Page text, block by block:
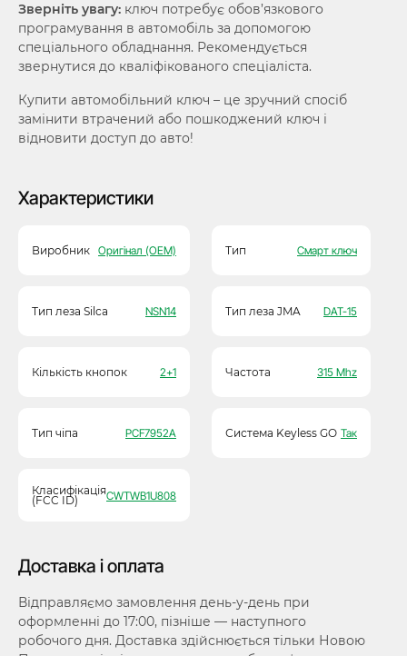
Зверніть увагу: ключ потребує обов’язкового
програмування в автомобіль за допомогою
спеціального обладнання. Рекомендується
звернутися до кваліфікованого спеціаліста.
Купити автомобільний ключ – це зручний спосіб
замінити втрачений або пошкоджений ключ і
відновити доступ до авто!
Характеристики
Виробник Оригінал (OEM) Тип Смарт ключ
Тип леза Silca NSN14 Тип леза JMA DAT-15
Кількість кнопок 2+1 Частота 315 Mhz
Тип чіпа PCF7952A Система Keyless GO Так
Класифікація
(FCC ID) CWTWB1U808
Доставка і оплата
Відправляємо замовлення день-у-день при
оформленні до 17:00, пізніше — наступного
робочого дня. Доставка здійснюється тільки Новою